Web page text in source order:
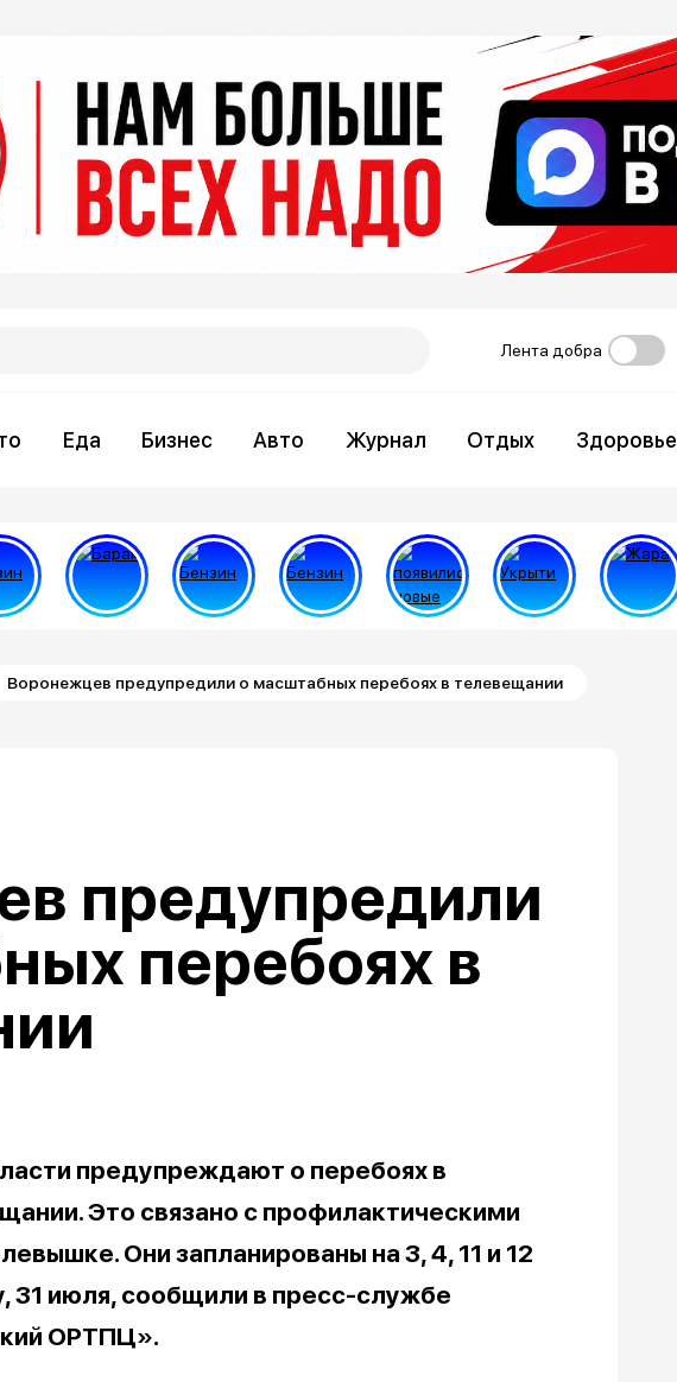
Лента добра
Еда Бизнес Авто Журнал Отдых Здоровье
Воронежцев предупредили о масштабных перебоях в телевещании
предупредили
перебоях в
предупреждают о перебоях в
Это связано с профилактическими
Они запланированы на 3, 4, 11 и 12
31 июля, сообщили в пресс-службе
ОРТПЦ».